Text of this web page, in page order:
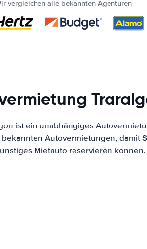
vergleichen alle bekannten Agenturen
ist ein unabhängiges
Autovermietungen, damit
Mietauto reservieren können.